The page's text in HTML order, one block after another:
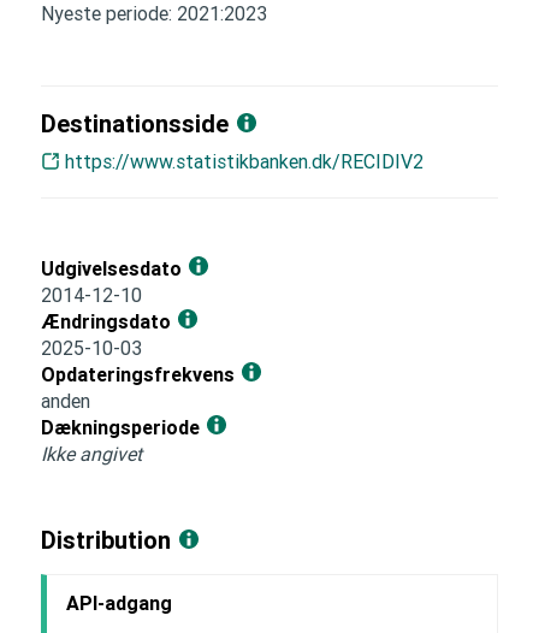
Nyeste periode: 2021:2023
Destinationsside
https://www.statistikbanken.dk/RECIDIV2
Udgivelsesdato
2014-12-10
Ændringsdato
2025-10-03
Opdateringsfrekvens
anden
Dækningsperiode
Ikke angivet
Distribution
API-adgang